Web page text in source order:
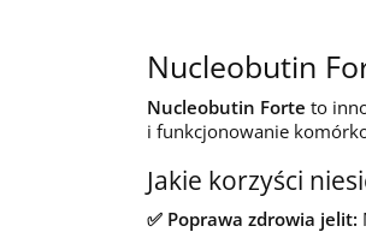
Nucleobutin
Nucleobutin Forte to
i funkcjonowanie
Jakie korzyści
✅ Poprawa zdrowia jelit: